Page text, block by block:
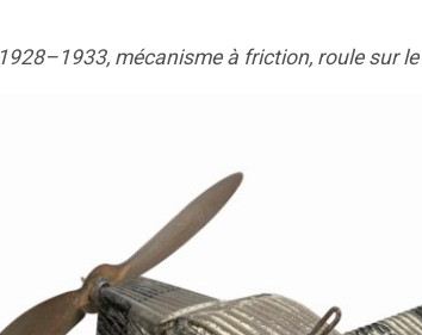
1928–1933, mécanisme à friction, roule sur